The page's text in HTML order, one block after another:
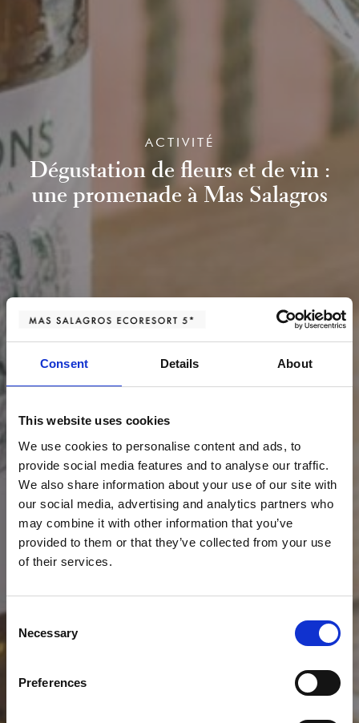
Consent Details About
This website uses cookies
We use cookies to personalise content and ads, to
provide social media features and to analyse our traffic.
We also share information about your use of our site with
our social media, advertising and analytics partners who
may combine it with other information that you’ve
provided to them or that they’ve collected from your use
of their services.
Consent
Selection
Necessary
Preferences
ACTIVITÉ
Dégustation de fleurs et de vin :
une promenade à Mas Salagros